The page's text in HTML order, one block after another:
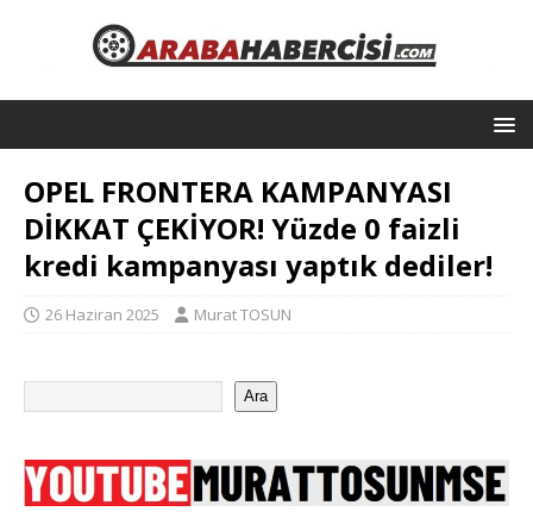
OPEL FRONTERA KAMPANYASI
DİKKAT ÇEKİYOR! Yüzde 0 faizli
kredi kampanyası yaptık dediler!
26 Haziran 2025 Murat TOSUN
Ara